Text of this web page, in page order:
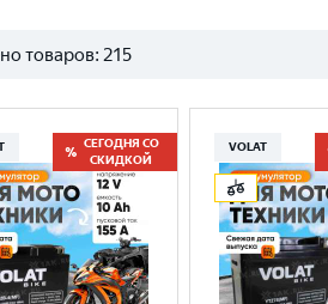
товаров: 215
СЕГОДНЯ СО
СКИДКОЙ
VOLAT